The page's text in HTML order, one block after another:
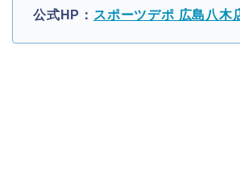
公式HP： スポーツデポ 広島八木